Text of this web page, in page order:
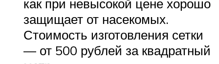
как при невысокой цене хорошо
защищает от насекомых.
Стоимость изготовления сетки
— от 500 рублей за квадратный